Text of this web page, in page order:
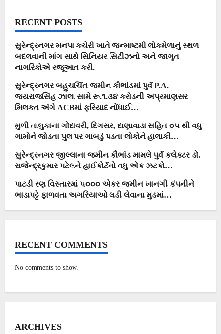
કર્યું…
RECENT POSTS
સુરેન્દ્રનગર મનપા કચેરી ખાતે જન્માષ્ટમી લોકમેળાનું સ્થળ
બદલવાની માંગ સાથે સિનિયર સિટીઝનો અને જાગૃત
નાગરિકોએ રજૂઆત કરી.
સુરેન્દ્રનગર બહુચર્ચિત જમીન કૌભાંડમાં પુર્વ P.A.
જયરાજસિંહ ઝાલા સામે રૂ.૧.૩૪ કરોડની અપ્રમાણસર
મિલકત અંગે ACBમાં ફરિયાદ નોંધાઈ…
મુળી તાલુકાના ગોદાવરી, દિગસર, દાણાવાડા સહિત ૦૫ થી વધુ
ગામોને જોડતા પુલ પર ગાબડું પડતા લોકોને હાલાકી…
સુરેન્દ્રનગર જીલ્લાના જમીન કૌભાંડ મામલે પુર્વ કલેક્ટર ડો.
રાજેન્દ્રકુમાર પટેલને હાઈકોર્ટનો વધુ એક ઝટકો…
પાટડી રણ વિસ્તારમાં ૫૦૦૦ એકર જમીન ખાનગી કંપનીને
ભાડાપટ્ટે ફાળવતા અગરિયાઓ લડી લેવાના મુડમાં…
RECENT COMMENTS
No comments to show.
ARCHIVES